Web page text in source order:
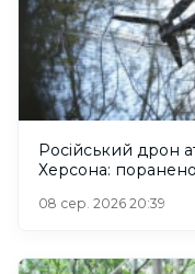
Російський дрон
Херсона: поранено
08 сер. 2026 20:39